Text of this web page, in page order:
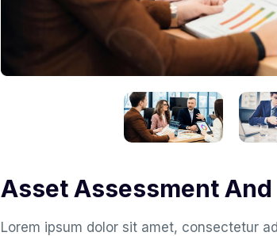
Asset Assessment
Lorem ipsum dolor sit amet, consectetur